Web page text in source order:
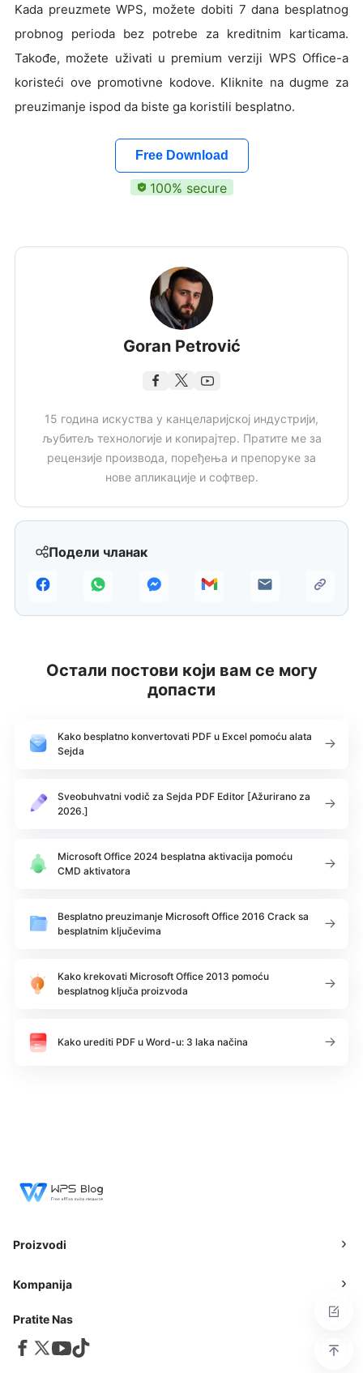
Подели чланак
Kada preuzmete WPS, možete dobiti 7 dana besplatnog
probnog perioda bez potrebe za kreditnim karticama.
Takođe, možete uživati u premium verziji WPS Office-a
koristeći ove promotivne kodove. Kliknite na dugme za
preuzimanje ispod da biste ga koristili besplatno.
Free Download
100% secure
Goran Petrović
15 година искуства у канцеларијској индустрији,
љубитељ технологије и копирајтер. Пратите ме за
рецензије производа, поређења и препоруке за
нове апликације и софтвер.
Остали постови који вам се могу
допасти
Kako besplatno konvertovati PDF u Excel pomoću alata
Sejda
Sveobuhvatni vodič za Sejda PDF Editor [Ažurirano za
2026.]
Microsoft Office 2024 besplatna aktivacija pomoću
CMD aktivatora
Besplatno preuzimanje Microsoft Office 2016 Crack sa
besplatnim ključevima
Kako krekovati Microsoft Office 2013 pomoću
besplatnog ključa proizvoda
Kako urediti PDF u Word-u: 3 laka načina
Proizvodi
Kompanija
Pratite Nas